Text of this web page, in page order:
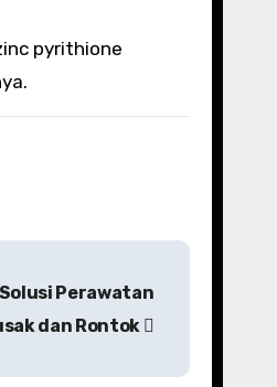
pyrithione
Perawatan
dan Rontok